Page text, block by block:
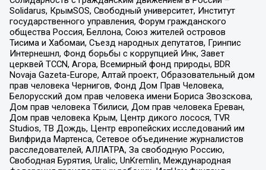
Solidarus, КрымSOS, Свободный университет, Институт
государственного управления, Форум гражданского
общества Россия, Беллона, Союз жителей островов
Тисима и Хабомаи, Съезд народных депутатов, Гринпис
Интернешнл, Фонд борьбы с коррупцией Инк, Завет
церквей TCCN, Агора, Всемирный фонд природы, BDR
Novaja Gazeta-Europe, Алтай проект, Образовательный дом
прав человека Чернигов, Фонд Дом Прав Человека,
Белорусский дом прав человека имени Бориса Звозскова,
Дом прав человека Тбилиси, Дом прав человека Ереван,
Дом прав человека Крым, Центр дикого лосося, TVR
Studios, ТВ Дождь, Центр европейских исследований им
Вилфрида Мартенса, Сетевое объединение журналистов
расследователей, АЛЛАТРА, За свободную Россию,
Свободная Бурятия, Uralic, UnKremlin, Международная